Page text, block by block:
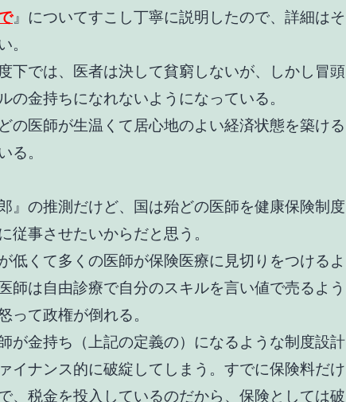
』についてすこし丁寧に説明したので、詳細はそ
。
下では、医者は決して貧窮しないが、しかし冒頭
の金持ちになれないようになっている。
の医師が生温くて居心地のよい経済状態を築ける
る。
』の推測だけど、国は殆どの医師を健康保険制度
従事させたいからだと思う。
低くて多くの医師が保険医療に見切りをつけるよ
師は自由診療で自分のスキルを言い値で売るよう
って政権が倒れる。
が金持ち（上記の定義の）になるような制度設計
イナンス的に破綻してしまう。すでに保険料だけ
、税金を投入しているのだから、保険としては破